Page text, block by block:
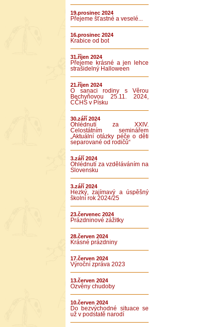
19.prosinec 2024
Přejeme šťastné a veselé...
16.prosinec 2024
Krabice od bot
31.říjen 2024
Přejeme krásné a jen lehce
strašidelný Halloween
21.říjen 2024
O sanaci rodiny s Věrou
Bechyňovou 25.11. 2024,
CČHS v Písku
30.září 2024
Ohlédnutí za XXIV.
Celostátním seminářem
„Aktuální otázky péče o děti
separované od rodičů“
3.září 2024
Ohlédnutí za vzděláváním na
Slovensku
3.září 2024
Hezký, zajímavý a úspěšný
školní rok 2024/25
23.červenec 2024
Prázdninové zážitky
28.červen 2024
Krásné prázdniny
17.červen 2024
Výroční zpráva 2023
13.červen 2024
Ozvěny chudoby
10.červen 2024
Do bezvýchodné situace se
už v podstatě narodí